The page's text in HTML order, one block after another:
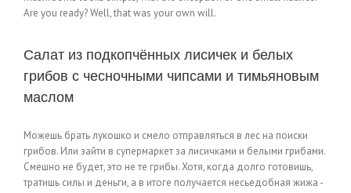
Салат из подкопчённых лисичек и белых
грибов с чесночными чипсами и тимьяновым
маслом
Можешь брать лукошко и смело отправляться в лес на поиски
грибов. Или зайти в супермаркет за лисичками и белыми грибами.
Смешно не будет, это не те грибы. Хотя, когда долго готовишь,
тратишь силы и деньги, а в итоге получается несьедобная жижа -